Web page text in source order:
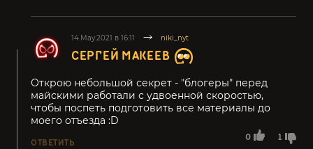
14.May.2021 в 16:11 niki_nyt
СЕРГЕЙ МАКЕЕВ
0 1
Открою небольшой секрет - "блогеры" перед
майскими работали с удвоенной скоростью,
чтобы поспеть подготовить все материалы до
моего отъезда :D
ОТВЕТИТЬ